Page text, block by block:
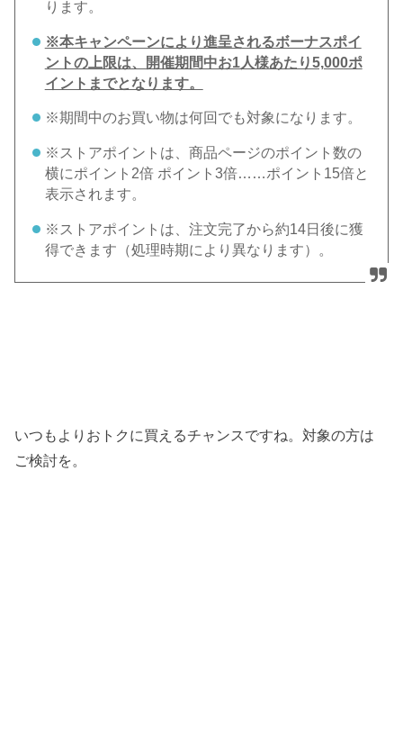
ります。
※本キャンペーンにより進呈されるボーナスポイ
ントの上限は、開催期間中お1人様あたり5,000ポ
イントまでとなります。
※期間中のお買い物は何回でも対象になります。
※ストアポイントは、商品ページのポイント数の
横にポイント2倍 ポイント3倍……ポイント15倍と
表示されます。
※ストアポイントは、注文完了から約14日後に獲
得できます（処理時期により異なります）。
いつもよりおトクに買えるチャンスですね。対象の方は
ご検討を。